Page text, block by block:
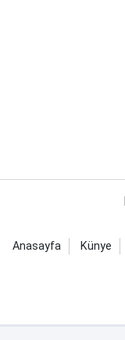
Anasayfa Künye